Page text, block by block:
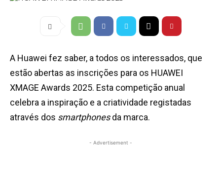
A Huawei fez saber, a todos os interessados, que
estão abertas as inscrições para os HUAWEI
XMAGE Awards 2025. Esta competição anual
celebra a inspiração e a criatividade registadas
através dos smartphonesda marca.
- Advertisement -